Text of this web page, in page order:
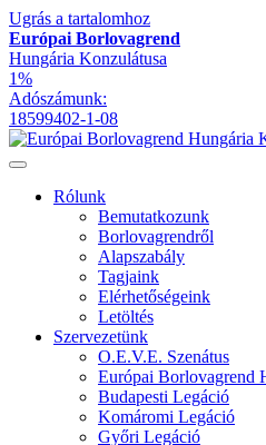
Ugrás a tartalomhoz
Európai Borlovagrend
Hungária Konzulátusa
1%
Adószámunk:
18599402-1-08
Rólunk
Bemutatkozunk
Borlovagrendről
Alapszabály
Tagjaink
Elérhetőségeink
Letöltés
Szervezetünk
O.E.V.E. Szenátus
Európai Borlovagrend
Budapesti Legáció
Komáromi Legáció
Győri Legáció